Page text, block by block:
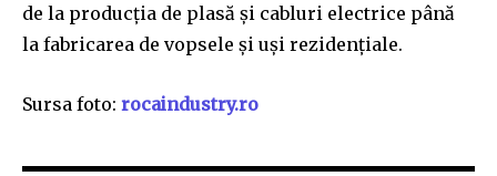
de la producția de plasă și cabluri electrice până
la fabricarea de vopsele și uși rezidențiale.
Sursa foto: rocaindustry.ro